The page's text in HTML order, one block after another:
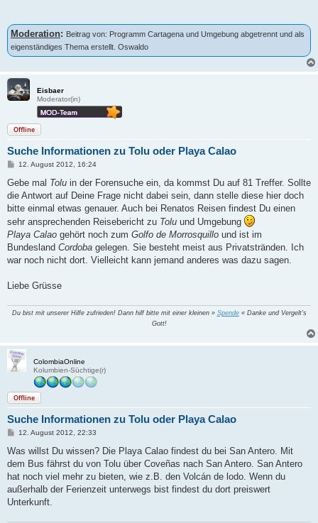
Moderation: Beitrag von: Programm Cartagena und Umgebung abgetrennt und als
eigenständiges Thema erstellt. Oswaldo
Eisbaer
Moderator(in)
Offline
Suche Informationen zu Tolu oder Playa Calao
B
i
r
a
12. August 2012, 16:24
Gebe mal Tolu in der Forensuche ein, da kommst Du auf 81 Treffer. Sollte
die Antwort auf Deine Frage nicht dabei sein, dann stelle diese hier doch
bitte einmal etwas genauer. Auch bei Renatos Reisen findest Du einen
sehr ansprechenden Reisebericht zu Tolu und Umgebung
Playa Calao gehört noch zum Golfo de Morrosquillo und ist im
Bundesland Cordoba gelegen. Sie besteht meist aus Privatstränden. Ich
war noch nicht dort. Vielleicht kann jemand anderes was dazu sagen.
Liebe Grüsse
Du bist mit unserer Hilfe zufrieden! Dann hilf bitte mit einer kleinen » Spende« Danke und Vergelt's
Gott!
ColombiaOnline
Kolumbien-Süchtige(r)
Offline
Suche Informationen zu Tolu oder Playa Calao
B
i
r
a
12. August 2012, 22:33
Was willst Du wissen? Die Playa Calao findest du bei San Antero. Mit
dem Bus fährst du von Tolu über Coveñas nach San Antero. San Antero
hat noch viel mehr zu bieten, wie z.B. den Volcán de lodo. Wenn du
außerhalb der Ferienzeit unterwegs bist findest du dort preiswert
Unterkunft.